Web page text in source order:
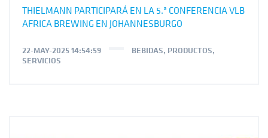
THIELMANN PARTICIPARÁ EN LA 5.ª CONFERENCIA VLB
AFRICA BREWING EN JOHANNESBURGO
22-MAY-2025 14:54:59 BEBIDAS, PRODUCTOS,
SERVICIOS